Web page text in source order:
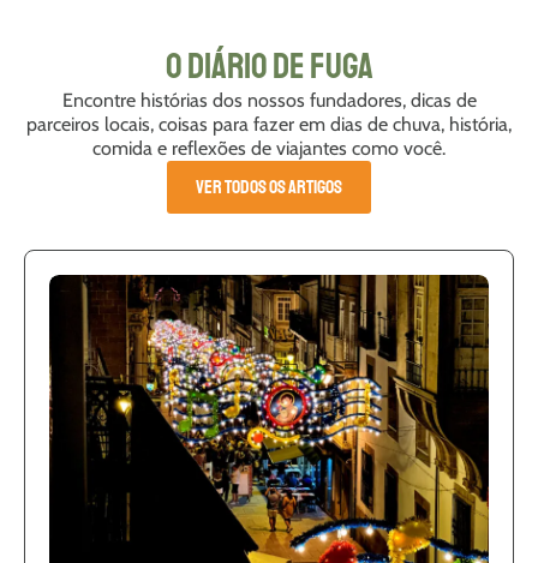
O Diário de Fuga
Encontre histórias dos nossos fundadores, dicas de
parceiros locais, coisas para fazer em dias de chuva, história,
comida e reflexões de viajantes como você.
VER TODOS OS ARTIGOS